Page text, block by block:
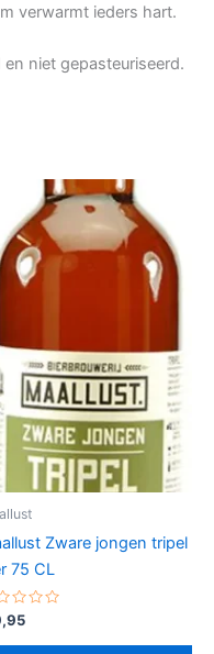
verwarmt ieders hart.
niet gepasteuriseerd.
Zware jongen tripel
75 CL